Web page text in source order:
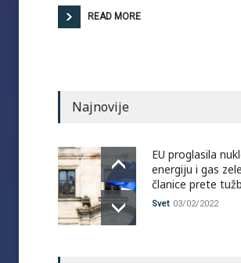
READ MORE
Najnovije
EU proglasila
energiju i gas
članice prete
Svet 03/02/2022